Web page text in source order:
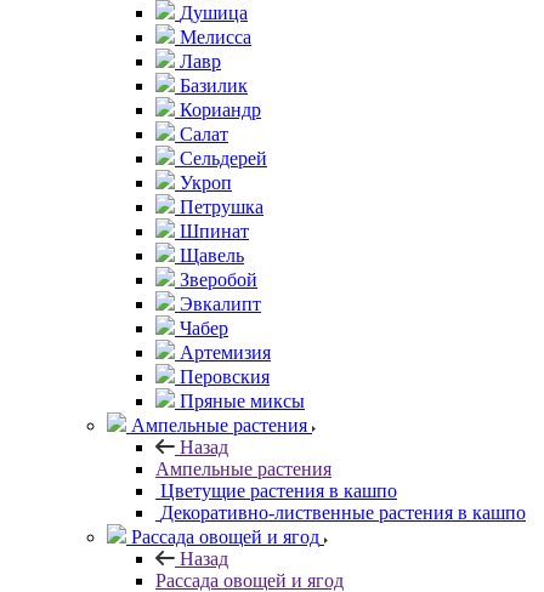
Душица
Мелисса
Лавр
Базилик
Кориандр
Салат
Сельдерей
Укроп
Петрушка
Шпинат
Щавель
Зверобой
Эвкалипт
Чабер
Артемизия
Перовския
Пряные миксы
Ампельные растения
Назад
Ампельные растения
Цветущие растения в кашпо
Декоративно-лиственные растения в кашпо
Рассада овощей и ягод
Назад
Рассада овощей и ягод